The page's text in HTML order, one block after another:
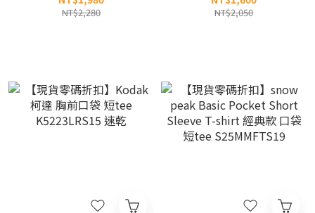
短tee S25MUTTS16
NT$2,280
貼布box 短tee
NT$2,050